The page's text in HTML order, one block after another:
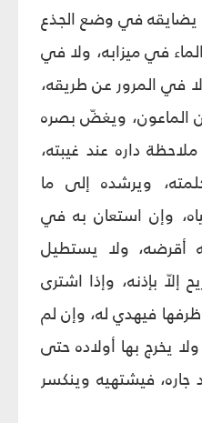
يضايقه في وضع الجذع
في ميزابه، ولا في
في المرور عن طريقه،
الماعون، ويغضّ بصره
داره عند غيبته،
ويرشده إلى ما
وإن استعان به في
أقرضه، ولا يستطيل
إلاّ بإذنه، وإذا اشترى
فيهدي له، وإن لم
يخرج بها أولاده حتى
جاره، فيشتهيه وينكسر